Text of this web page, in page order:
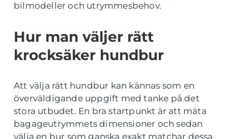
bilmodeller och utrymmesbehov.
Hur man väljer rätt
krocksäker hundbur
Att välja rätt hundbur kan kännas som en
överväldigande uppgift med tanke på det
stora utbudet. En bra startpunkt är att mäta
bagageutrymmets dimensioner och sedan
välja en bur som ganska exakt matchar dessa